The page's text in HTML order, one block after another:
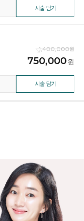
시술 담기
1,400,000
750,000
시술 담기